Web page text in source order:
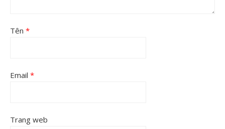
Tên *
Email *
Trang web